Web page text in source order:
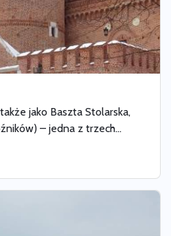
jako Baszta Stolarska,
– jedna z trzech...